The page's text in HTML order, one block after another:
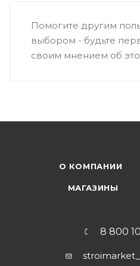
Помогите другим
выбором - будьте
своим мнением об
О КОМПАНИИ
МАГАЗИНЫ
8 800